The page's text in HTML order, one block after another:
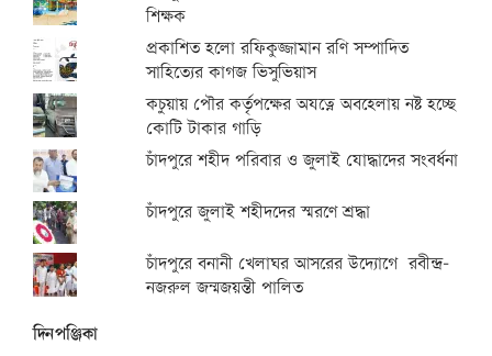
শিক্ষক
প্রকাশিত হলো রফিকুজ্জামান রণি সম্পাদিত
সাহিত্যের কাগজ ভিসুভিয়াস
কচুয়ায় পৌর কর্তৃপক্ষের অযত্নে অবহেলায় নষ্ট হচ্ছে
কোটি টাকার গাড়ি
চাঁদপুরে শহীদ পরিবার ও জুলাই যোদ্ধাদের সংবর্ধনা
চাঁদপুরে জুলাই শহীদদের স্মরণে শ্রদ্ধা
চাঁদপুরে বনানী খেলাঘর আসরের উদ্যোগে রবীন্দ্র-
নজরুল জন্মজয়ন্তী পালিত
দিনপঞ্জিকা